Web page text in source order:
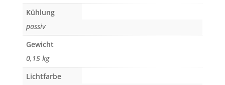
Kühlung
passiv
Gewicht
0,15 kg
Lichtfarbe